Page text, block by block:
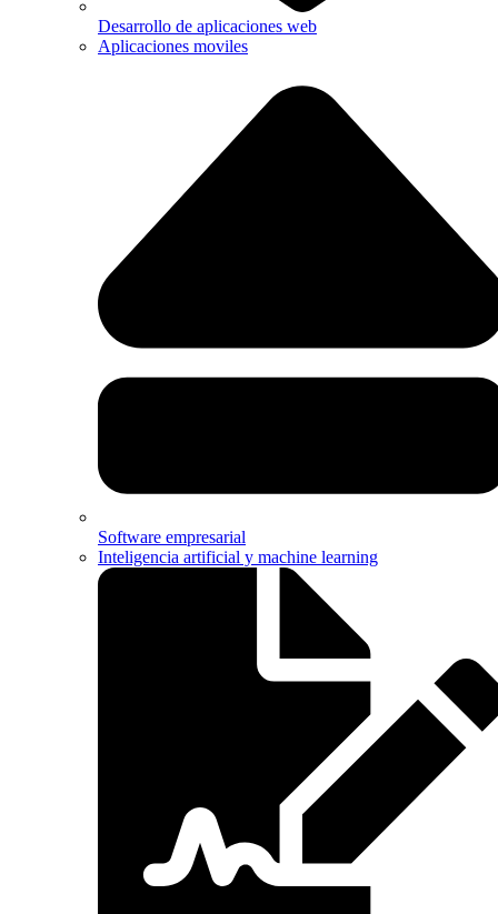
Desarrollo de aplicaciones web
Aplicaciones moviles
Software empresarial
Inteligencia artificial y machine learning